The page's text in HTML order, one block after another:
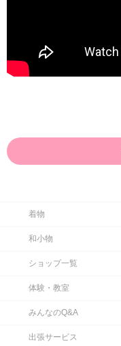
着物
和小物
ショップ一覧
体験・教室
みんなのQ&A
出張サービス